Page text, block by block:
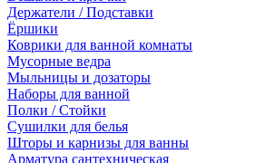
Держатели / Подставки
Ёршики
Коврики для ванной комнаты
Мусорные ведра
Мыльницы и дозаторы
Наборы для ванной
Полки / Стойки
Сушилки для белья
Шторы и карнизы для ванны
Арматура сантехническая